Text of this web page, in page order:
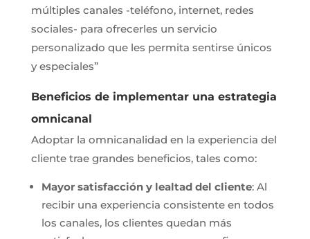
múltiples canales -teléfono, internet, redes
sociales- para ofrecerles un servicio
personalizado que les permita sentirse únicos
y especiales”
Beneficios de implementar una estrategia
omnicanal
Adoptar la omnicanalidad en la experiencia del
cliente trae grandes beneficios, tales como:
Mayor satisfacción y lealtad del cliente: Al
recibir una experiencia consistente en todos
los canales, los clientes quedan más